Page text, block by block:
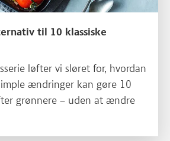
til 10 klassiske
løfter vi sløret for, hvordan
ændringer kan gøre 10
grønnere – uden at ændre